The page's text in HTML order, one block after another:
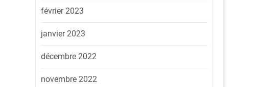
février 2023
janvier 2023
décembre 2022
novembre 2022